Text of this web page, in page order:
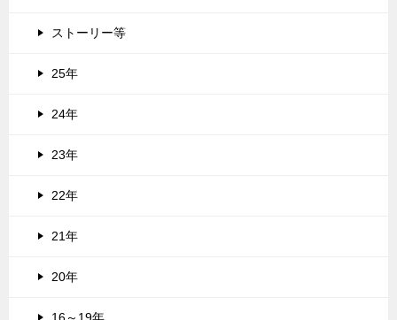
ストーリー等
25年
24年
23年
22年
21年
20年